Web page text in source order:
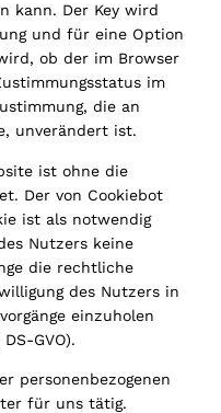
kann. Der Key wird
und für eine Option
ob der im Browser
im
die an
unverändert ist.
ist ohne die
Der von Cookiebot
ist als notwendig
Nutzers keine
die rechtliche
des Nutzers in
einzuholen
GVO).
personenbezogenen
für uns tätig.